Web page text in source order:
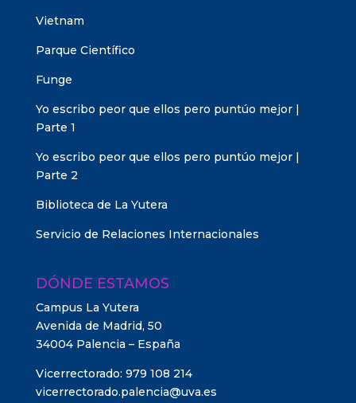
Vietnam
Parque Científico
Funge
Yo escribo peor que ellos pero puntúo mejor |
Parte 1
Yo escribo peor que ellos pero puntúo mejor |
Parte 2
Biblioteca de La Yutera
Servicio de Relaciones Internacionales
DÓNDE ESTAMOS
Campus La Yutera
Avenida de Madrid, 50
34004 Palencia – España
Vicerrectorado: 979 108 214
vicerrectorado.palencia@uva.es